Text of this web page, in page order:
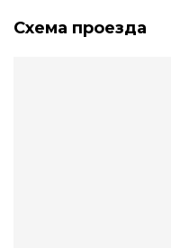
Схема проезда